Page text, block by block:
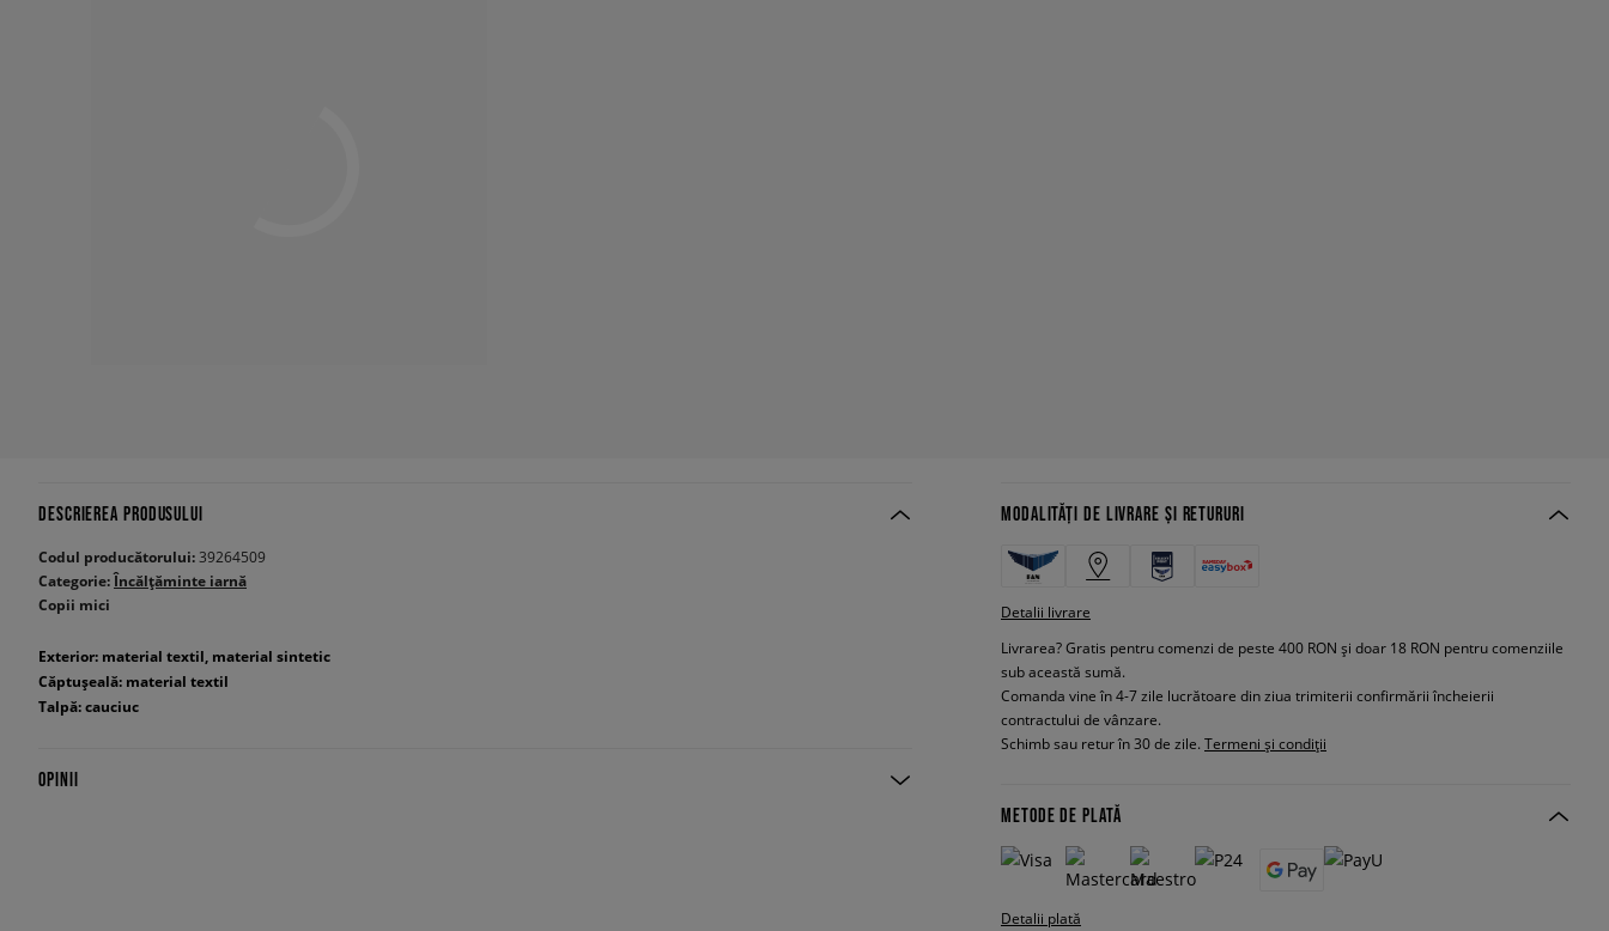
DESCRIEREA PRODUSULUI
Codul producătorului: 39264509
Categorie:Încălțăminte iarnă
Copii mici
Exterior: material textil, material sintetic
Căptușeală: material textil
Talpă: cauciuc
OPINII
MODALITĂȚI DE LIVRARE ȘI RETURURI
Detalii livrare
Livrarea? Gratis pentru comenzi de peste 400 RON și doar 18 RON pentru comenziile
sub această sumă.
Comanda vine în 4-7 zile lucrătoare din ziua trimiterii confirmării încheierii
contractului de vânzare.
Schimb sau retur în 30 de zile. Termeni și condiții
METODE DE PLATĂ
Detalii plată